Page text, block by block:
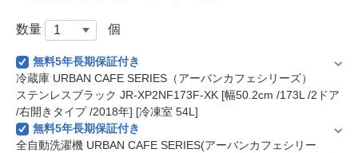
数量 個
無料5年長期保証付き
冷蔵庫 URBAN CAFE SERIES（アーバンカフェシリーズ）
ステンレスブラック JR-XP2NF173F-XK [幅50.2cm /173L /2ドア
/右開きタイプ /2018年] [冷凍室 54L]
無料5年長期保証付き
全自動洗濯機 URBAN CAFE SERIES(アーバンカフェシリー